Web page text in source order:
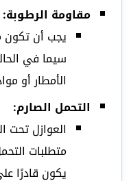
مقاومة الرطوبة:
يجب أن تكون
سيما في
الأمطار أو
التحمل الصارم:
العوازل
متطلبات
يكون قادرًا